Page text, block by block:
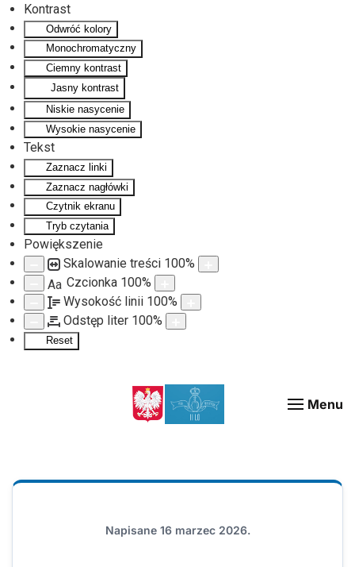
Kontrast
Odwróć kolory
Monochromatyczny
Ciemny kontrast
Jasny kontrast
Niskie nasycenie
Wysokie nasycenie
Tekst
Zaznacz linki
Zaznacz nagłówki
Czytnik ekranu
Tryb czytania
Powiększenie
Skalowanie treści 100%
Aa Czcionka 100%
Wysokość linii 100%
Odstęp liter 100%
Reset
Menu
Napisane 16 marzec 2026.